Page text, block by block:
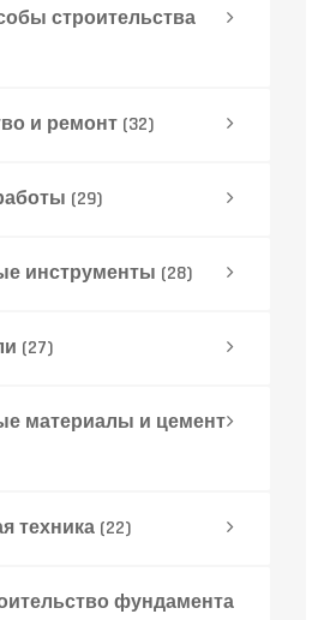
строительства
и ремонт (32)
(29)
инструменты (28)
(27)
материалы и цемент
техника (22)
фундамента